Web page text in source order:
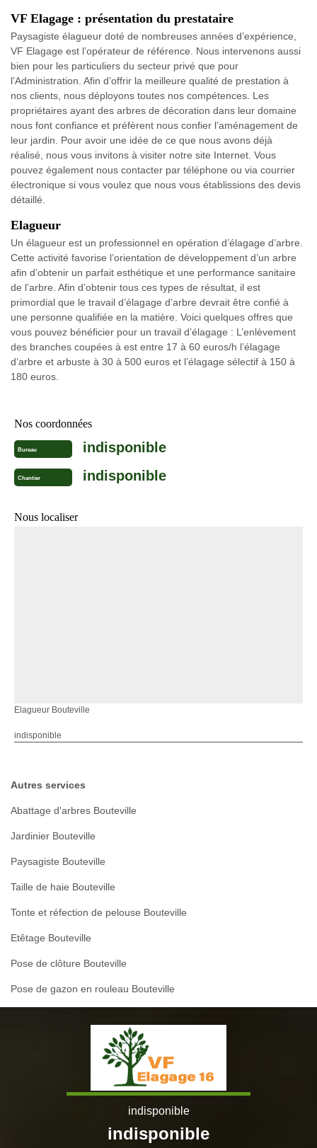
VF Elagage : présentation du prestataire
Paysagiste élagueur doté de nombreuses années d’expérience,
VF Elagage est l’opérateur de référence. Nous intervenons aussi
bien pour les particuliers du secteur privé que pour
l’Administration. Afin d’offrir la meilleure qualité de prestation à
nos clients, nous déployons toutes nos compétences. Les
propriétaires ayant des arbres de décoration dans leur domaine
nous font confiance et préfèrent nous confier l’aménagement de
leur jardin. Pour avoir une idée de ce que nous avons déjà
réalisé, nous vous invitons à visiter notre site Internet. Vous
pouvez également nous contacter par téléphone ou via courrier
électronique si vous voulez que nous vous établissions des devis
détaillé.
Elagueur
Un élagueur est un professionnel en opération d’élagage d’arbre.
Cette activité favorise l’orientation de développement d’un arbre
afin d’obtenir un parfait esthétique et une performance sanitaire
de l’arbre. Afin d’obtenir tous ces types de résultat, il est
primordial que le travail d’élagage d’arbre devrait être confié à
une personne qualifiée en la matière. Voici quelques offres que
vous pouvez bénéficier pour un travail d’élagage : L’enlèvement
des branches coupées à est entre 17 à 60 euros/h l’élagage
d’arbre et arbuste à 30 à 500 euros et l’élagage sélectif à 150 à
180 euros.
Nos coordonnées
Bureau indisponible
Chantier indisponible
Nous localiser
Elagueur Bouteville
indisponible
Autres services
Abattage d'arbres Bouteville
Jardinier Bouteville
Paysagiste Bouteville
Taille de haie Bouteville
Tonte et réfection de pelouse Bouteville
Etêtage Bouteville
Pose de clôture Bouteville
Pose de gazon en rouleau Bouteville
indisponible
indisponible